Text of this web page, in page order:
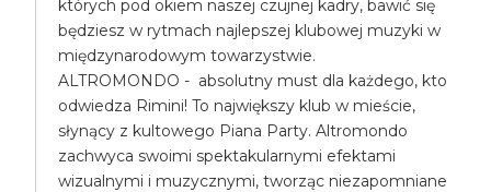
których pod okiem naszej czujnej kadry, bawić się
będziesz w rytmach najlepszej klubowej muzyki w
międzynarodowym towarzystwie.
ALTROMONDO - absolutny must dla każdego, kto
odwiedza Rimini! To największy klub w mieście,
słynący z kultowego Piana Party. Altromondo
zachwyca swoimi spektakularnymi efektami
wizualnymi i muzycznymi, tworząc niezapomniane